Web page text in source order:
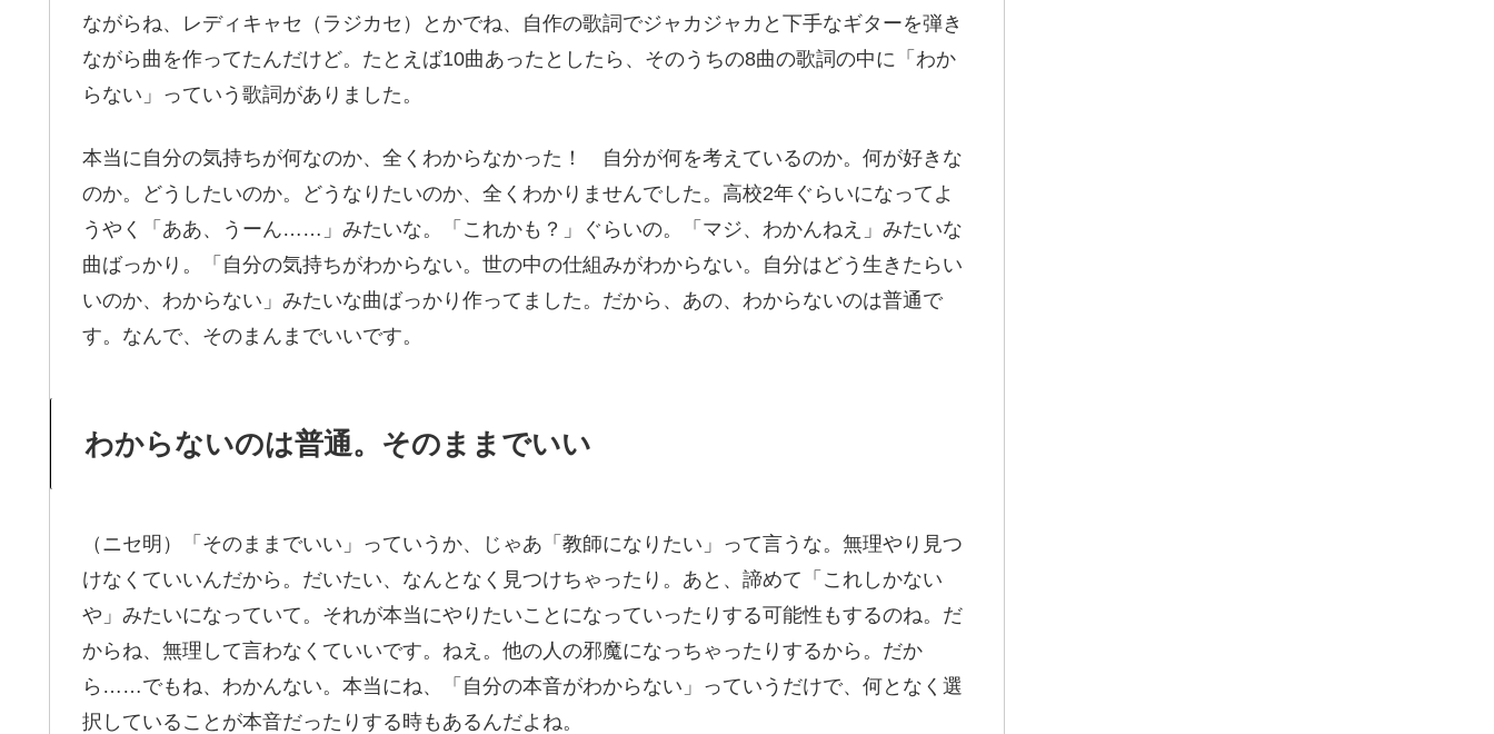
ながらね、レディキャセ（ラジカセ）とかでね、自作の歌詞でジャカジャカと下手なギターを弾き
ながら曲を作ってたんだけど。たとえば10曲あったとしたら、そのうちの8曲の歌詞の中に「わか
らない」っていう歌詞がありました。
本当に自分の気持ちが何なのか、全くわからなかった！ 自分が何を考えているのか。何が好きな
のか。どうしたいのか。どうなりたいのか、全くわかりませんでした。高校2年ぐらいになってよ
うやく「ああ、うーん……」みたいな。「これかも？」ぐらいの。「マジ、わかんねえ」みたいな
曲ばっかり。「自分の気持ちがわからない。世の中の仕組みがわからない。自分はどう生きたらい
いのか、わからない」みたいな曲ばっかり作ってました。だから、あの、わからないのは普通で
す。なんで、そのまんまでいいです。
わからないのは普通。そのままでいい
（ニセ明）「そのままでいい」っていうか、じゃあ「教師になりたい」って言うな。無理やり見つ
けなくていいんだから。だいたい、なんとなく見つけちゃったり。あと、諦めて「これしかない
や」みたいになっていて。それが本当にやりたいことになっていったりする可能性もするのね。だ
からね、無理して言わなくていいです。ねえ。他の人の邪魔になっちゃったりするから。だか
ら……でもね、わかんない。本当にね、「自分の本音がわからない」っていうだけで、何となく選
択していることが本音だったりする時もあるんだよね。